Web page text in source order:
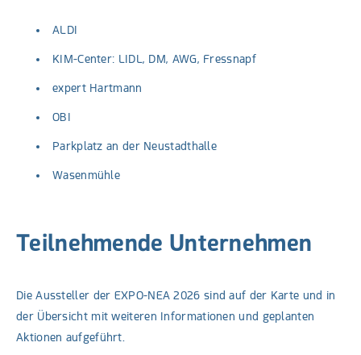
ALDI
KIM-Center: LIDL, DM, AWG, Fressnapf
expert Hartmann
OBI
Parkplatz an der Neustadthalle
Wasenmühle
Teilnehmende Unternehmen
Die Aussteller der EXPO-NEA 2026 sind auf der Karte und in
der Übersicht mit weiteren Informationen und geplanten
Aktionen aufgeführt.